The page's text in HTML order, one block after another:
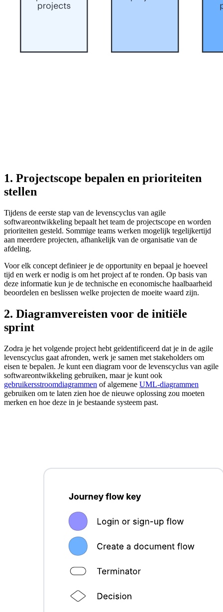
1. Projectscope bepalen en prioriteiten
stellen
Tijdens de eerste stap van de levenscyclus van agile
softwareontwikkeling bepaalt het team de projectscope en worden
prioriteiten gesteld. Sommige teams werken mogelijk tegelijkertijd
aan meerdere projecten, afhankelijk van de organisatie van de
afdeling.
Voor elk concept definieer je de opportunity en bepaal je hoeveel
tijd en werk er nodig is om het project af te ronden. Op basis van
deze informatie kun je de technische en economische haalbaarheid
beoordelen en beslissen welke projecten de moeite waard zijn.
2. Diagramvereisten voor de initiële
sprint
Zodra je het volgende project hebt geïdentificeerd dat je in de agile
levenscyclus gaat afronden, werk je samen met stakeholders om
eisen te bepalen. Je kunt een diagram voor de levenscyclus van agile
softwareontwikkeling gebruiken, maar je kunt ook
gebruikersstroomdiagrammen of algemene UML-diagrammen
gebruiken om te laten zien hoe de nieuwe oplossing zou moeten
merken en hoe deze in je bestaande systeem past.